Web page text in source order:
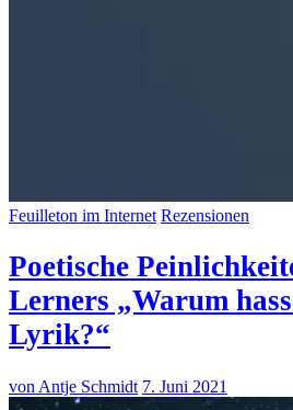
Feuilleton im Internet Rezensionen
Poetische
Lerners „Warum
Lyrik?“
von Antje Schmidt 7. Juni 2021